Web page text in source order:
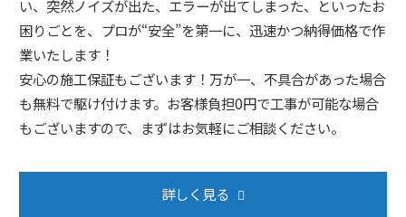
い、突然ノイズが出た、エラーが出てしまった、といったお
困りごとを、プロが“安全”を第一に、迅速かつ納得価格で作
業いたします！
安心の施工保証もございます！万が一、不具合があった場合
も無料で駆け付けます。お客様負担0円で工事が可能な場合
もございますので、まずはお気軽にご相談ください。
詳しく見る